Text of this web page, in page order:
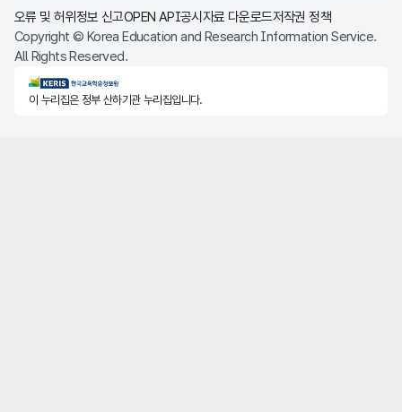
오류 및 허위정보 신고OPEN API공시자료 다운로드저작권 정책
Copyright © Korea Education and Research Information Service.
All Rights Reserved.
KERIS한국교육학술정보원
이 누리집은 정부 산하기관 누리집입니다.